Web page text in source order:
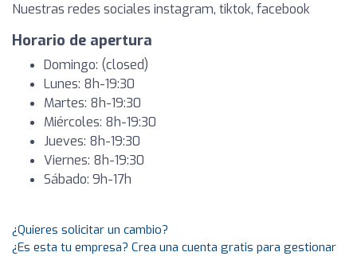
Nuestras redes sociales instagram, tiktok, facebook
Horario de apertura
Domingo: (closed)
Lunes: 8h-19:30
Martes: 8h-19:30
Miércoles: 8h-19:30
Jueves: 8h-19:30
Viernes: 8h-19:30
Sábado: 9h-17h
¿Quieres solicitar un cambio?
¿Es esta tu empresa? Crea una cuenta gratis para gestionar